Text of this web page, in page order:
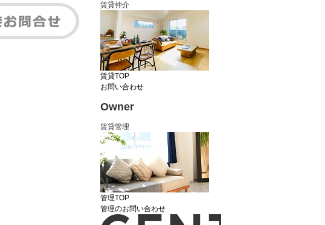
賃貸仲介
賃貸TOP
お問い合わせ
Owner
賃貸管理
管理TOP
管理のお問い合わせ